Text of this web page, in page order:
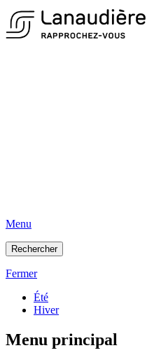
Menu
Rechercher
Fermer
Été
Hiver
Menu principal